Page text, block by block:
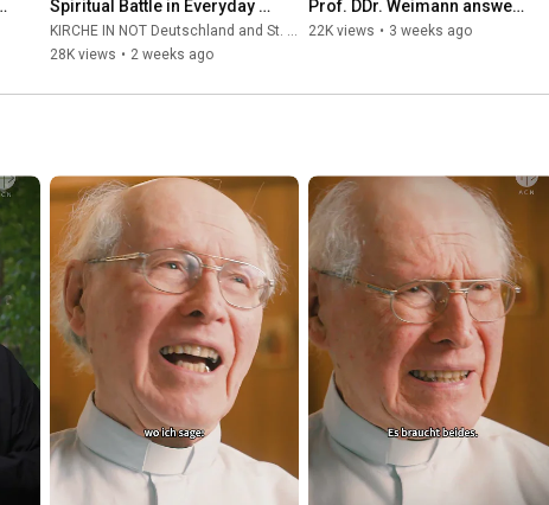
Spiritual Battle in Everyday
Life | Father Hans Buob
#faith #exorcism
KIRCHE IN NOT Deutschland and St. Ulrich Hochaltingen
28K views • 2 weeks ago
Prof. DDr. Weimann answers
your questions
22K views • 3 weeks ago